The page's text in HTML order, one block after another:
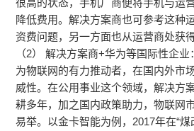
很高的状态，手机厂商便将手机与运
降低费用。解决方案商也可参考这种
资费问题，另一方面也从运营商处获
（2） 解决方案商+华为等国际性企
为物联网的有力推动者，在国内外市
威性。在公用事业这个领域，解决方
耕多年，加之国内政策助力，物联网
易举。以金卡智能为例，2017年在“